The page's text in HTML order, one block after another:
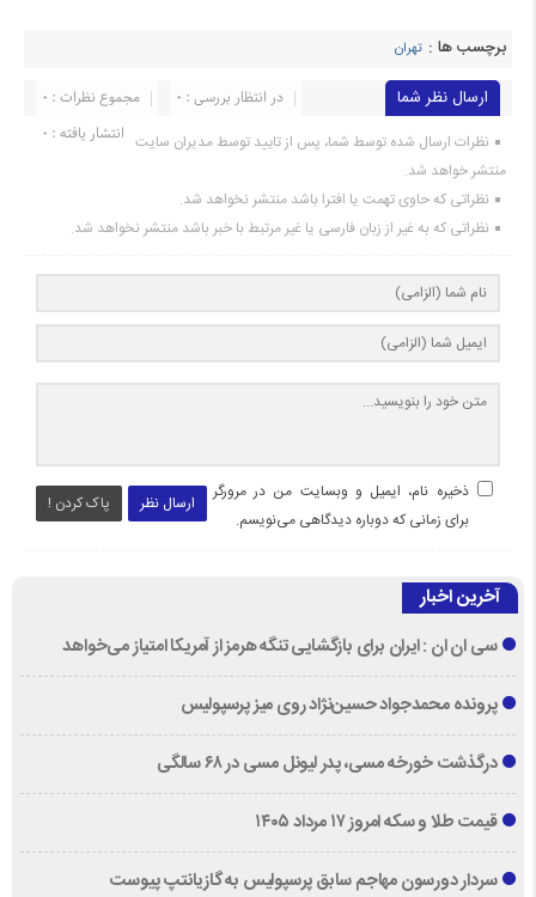
برچسب ها : تهران
ارسال نظر شما مجموع نظرات : 0
در انتظار بررسی : 0
انتشار یافته : 0 نظرات ارسال شده توسط شما، پس از تایید توسط مدیران سایت
منتشر خواهد شد.
نظراتی که حاوی تهمت یا افترا باشد منتشر نخواهد شد.
نظراتی که به غیر از زبان فارسی یا غیر مرتبط با خبر باشد منتشر نخواهد شد.
ارسال نظر پاک کردن !
ذخیره نام، ایمیل و وبسایت من در مرورگر
برای زمانی که دوباره دیدگاهی می‌نویسم.
آخرین اخبار
سی ان ان : ایران برای بازگشایی تنگه هرمز از آمریکا امتیاز می‌خواهد
پرونده محمدجواد حسین‌نژاد روی میز پرسپولیس
درگذشت خورخه مسی، پدر لیونل مسی در ۶۸ سالگی
قیمت طلا و سکه امروز ۱۷ مرداد ۱۴۰۵
سردار دورسون مهاجم سابق پرسپولیس به گازیانتپ پیوست